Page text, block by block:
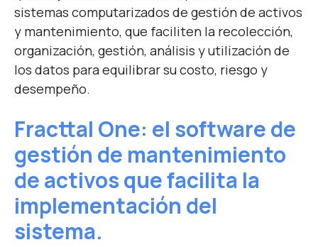
sistemas computarizados de gestión de activos
y mantenimiento, que faciliten la recolección,
organización, gestión, análisis y utilización de
los datos para equilibrar su costo, riesgo y
desempeño.
Fracttal One: el software de
gestión de mantenimiento
de activos que facilita la
implementación del
sistema.